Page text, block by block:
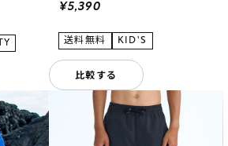
¥5,390
比較する